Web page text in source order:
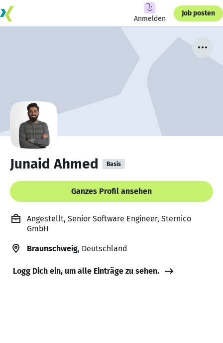
Anmelden
Job posten
Junaid Ahmed Basis
Ganzes Profil ansehen
Angestellt, Senior Software Engineer, Sternico
GmbH
Braunschweig, Deutschland
Logg Dich ein, um alle Einträge zu sehen.